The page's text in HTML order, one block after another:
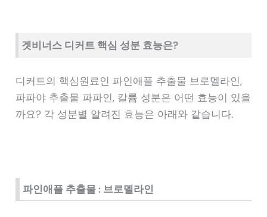
겟비너스 디커트 핵심 성분 효능은?
디커트의 핵심원료인 파인애플 추출물 브로멜라인,
파파야 추출물 파파인, 칼륨 성분은 어떤 효능이 있을
까요? 각 성분별 알려진 효능은 아래와 같습니다.
파인애플 추출물 : 브로멜라인